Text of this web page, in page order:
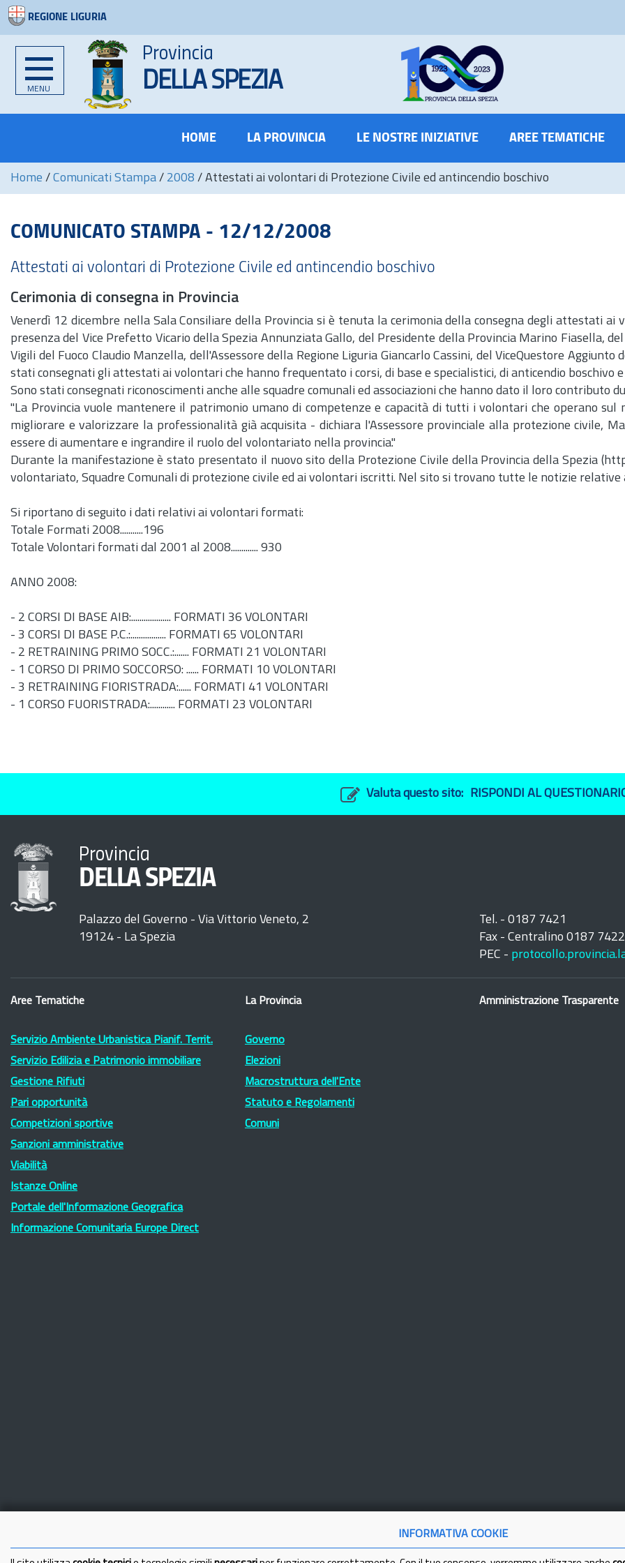
REGIONE LIGURIA
MENU
Provincia
DELLA SPEZIA
HOME LA PROVINCIA LE NOSTRE INIZIATIVE AREE TEMATICHE
Home / Comunicati Stampa / 2008 / Attestati ai volontari di Protezione Civile ed antincendio boschivo
COMUNICATO STAMPA - 12/12/2008
Attestati ai volontari di Protezione Civile ed antincendio boschivo
Cerimonia di consegna in Provincia
Venerdì 12 dicembre nella Sala Consiliare della Provincia si è tenuta la cerimonia della consegna degli attestati
presenza del Vice Prefetto Vicario della Spezia Annunziata Gallo, del Presidente della Provincia Marino Fiasella,
Vigili del Fuoco Claudio Manzella, dell'Assessore della Regione Liguria Giancarlo Cassini, del ViceQuestore
stati consegnati gli attestati ai volontari che hanno frequentato i corsi, di base e specialistici, di anticendio boschivo
Sono stati consegnati riconoscimenti anche alle squadre comunali ed associazioni che hanno dato il loro
"La Provincia vuole mantenere il patrimonio umano di competenze e capacità di tutti i volontari che operano
migliorare e valorizzare la professionalità già acquisita - dichiara l'Assessore provinciale alla protezione civile,
essere di aumentare e ingrandire il ruolo del volontariato nella provincia."
Durante la manifestazione è stato presentato il nuovo sito della Protezione Civile della Provincia della Spezia
volontariato, Squadre Comunali di protezione civile ed ai volontari iscritti. Nel sito si trovano tutte le notizie
Si riportano di seguito i dati relativi ai volontari formati:
Totale Formati 2008...........196
Totale Volontari formati dal 2001 al 2008............. 930
ANNO 2008:
- 2 CORSI DI BASE AIB:................... FORMATI 36 VOLONTARI
- 3 CORSI DI BASE P.C.:................. FORMATI 65 VOLONTARI
- 2 RETRAINING PRIMO SOCC.:....... FORMATI 21 VOLONTARI
- 1 CORSO DI PRIMO SOCCORSO: ...... FORMATI 10 VOLONTARI
- 3 RETRAINING FIORISTRADA:...... FORMATI 41 VOLONTARI
- 1 CORSO FUORISTRADA:............ FORMATI 23 VOLONTARI
Valuta questo sito: RISPONDI AL
Provincia
DELLA SPEZIA
Palazzo del Governo - Via Vittorio Veneto, 2
19124 - La Spezia
Tel. - 0187 7421
Fax - Centralino 0187
PEC -
Aree Tematiche
Servizio Ambiente Urbanistica Pianif. Territ.
Servizio Edilizia e Patrimonio immobiliare
Gestione Rifiuti
Pari opportunità
Competizioni sportive
Sanzioni amministrative
Viabilità
Istanze Online
Portale dell'Informazione Geografica
Informazione Comunitaria Europe Direct
La Provincia
Governo
Elezioni
Macrostruttura dell'Ente
Statuto e Regolamenti
Comuni
Amministrazione Trasparente
INFORMATIVA COOKIE